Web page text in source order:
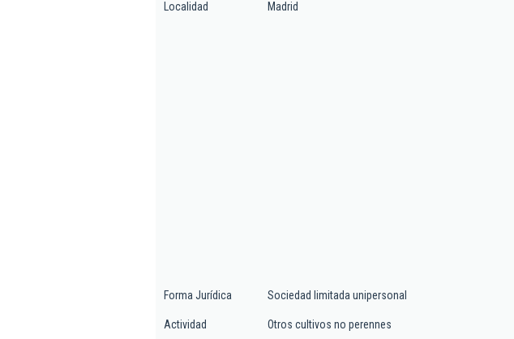
Localidad Madrid
Forma Jurídica Sociedad limitada unipersonal
Actividad Otros cultivos no perennes